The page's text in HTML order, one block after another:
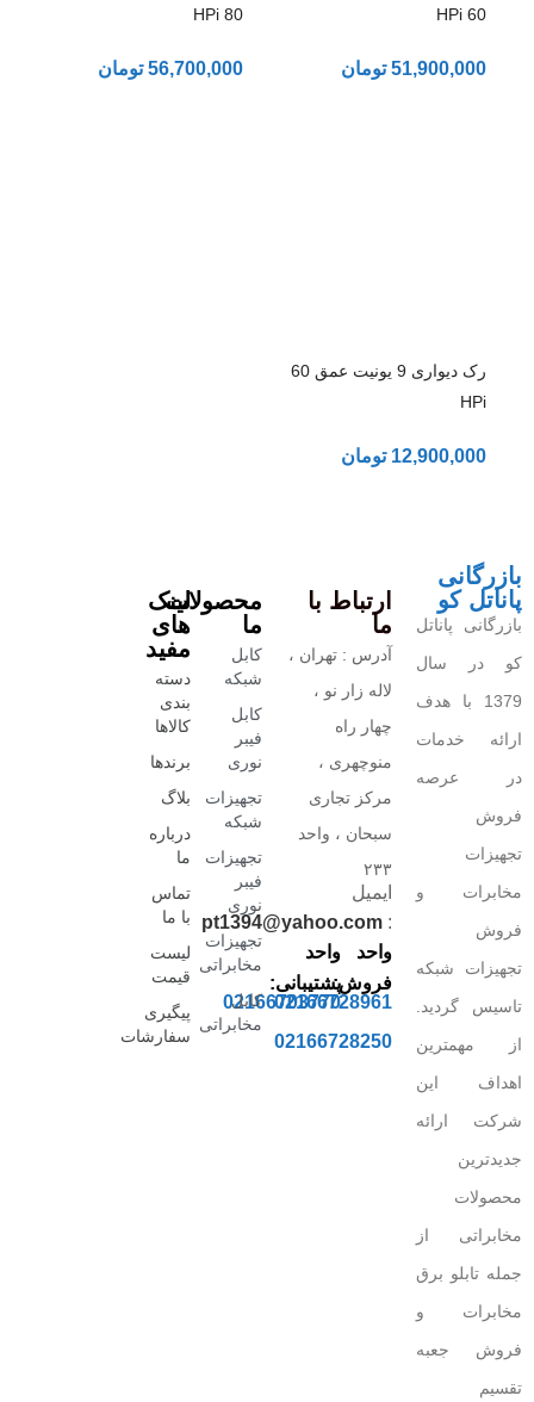
60 HPi
51,900,000 تومان
80 HPi
56,700,000 تومان
رک دیواری 9 یونیت عمق 60
HPi
12,900,000 تومان
بازرگانی
پاناتل کو
بازرگانی پاناتل
کو در سال
1379 با هدف
ارائه خدمات
در عرصه
فروش
تجهیزات
مخابرات و
فروش
تجهیزات شبکه
تاسیس گردید.
از مهمترین
اهداف این
شرکت ارائه
جدیدترین
محصولات
مخابراتی از
جمله تابلو برق
مخابرات و
فروش جعبه
تقسیم
ارتباط با
ما
آدرس : تهران ،
لاله زار نو ،
چهار راه
منوچهری ،
مرکز تجاری
سبحان ، واحد
۲۳۳
ایمیل
:
pt1394@yahoo.com
واحد
فروش:
02166728961
02166728250
واحد
پشتیبانی:
02166703770
محصولات
ما
کابل
شبکه
کابل
فیبر
نوری
تجهیزات
شبکه
تجهیزات
فیبر
نوری
تجهیزات
مخابراتی
کابل
مخابراتی
لینک
های
مفید
دسته
بندی
کالاها
برندها
بلاگ
درباره
ما
تماس
با ما
لیست
قیمت
پیگیری
سفارشات